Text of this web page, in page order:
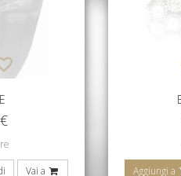
€
Vai a Aggiungi a